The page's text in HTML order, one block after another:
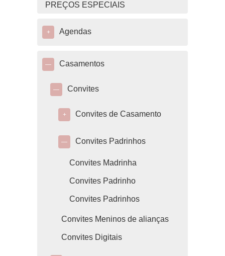
PREÇOS ESPECIAIS
+ Agendas
— Casamentos
— Convites
+ Convites de Casamento
— Convites Padrinhos
Convites Madrinha
Convites Padrinho
Convites Padrinhos
Convites Meninos de alianças
Convites Digitais